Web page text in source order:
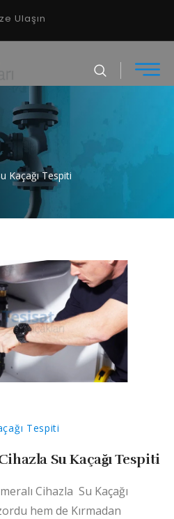
Ulaşın
Kaçağı Tespiti
Tespiti
Su Kaçağı Tespiti
Cihazla Su Kaçağı
hem de Kırmadan